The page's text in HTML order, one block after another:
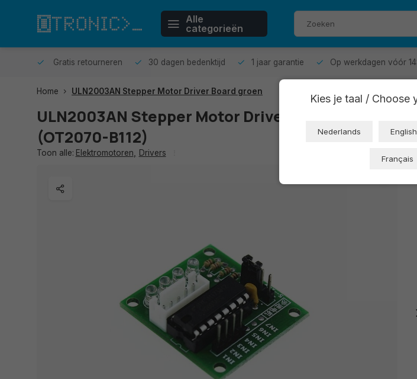
Alle
categorieën
Gratis retourneren 30 dagen bedenktijd 1 jaar garantie Op werkdagen vóór
Home ULN2003AN Stepper Motor Driver Board groen
ULN2003AN Stepper Motor Driver Board groen
(OT2070-B112)
Toon alle: Elektromotoren Drivers
Kies je taal / Choose
Nederlands English
Français